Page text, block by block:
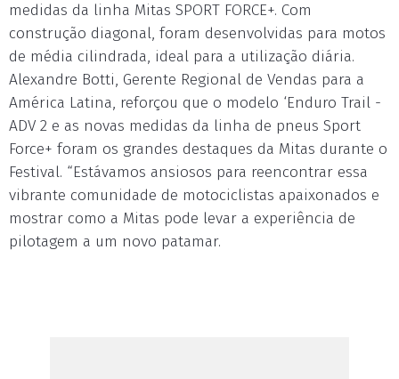
medidas da linha Mitas SPORT FORCE+. Com
construção diagonal, foram desenvolvidas para motos
de média cilindrada, ideal para a utilização diária.
Alexandre Botti, Gerente Regional de Vendas para a
América Latina, reforçou que o modelo ‘Enduro Trail -
ADV 2 e as novas medidas da linha de pneus Sport
Force+ foram os grandes destaques da Mitas durante o
Festival. “Estávamos ansiosos para reencontrar essa
vibrante comunidade de motociclistas apaixonados e
mostrar como a Mitas pode levar a experiência de
pilotagem a um novo patamar.